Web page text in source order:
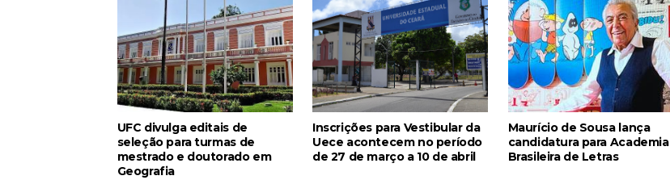
UFC divulga editais de
seleção para turmas de
mestrado e doutorado em
Geografia
Inscrições para Vestibular da
Uece acontecem no período
de 27 de março a 10 de abril
Maurício de Sousa lança
candidatura para Academia
Brasileira de Letras